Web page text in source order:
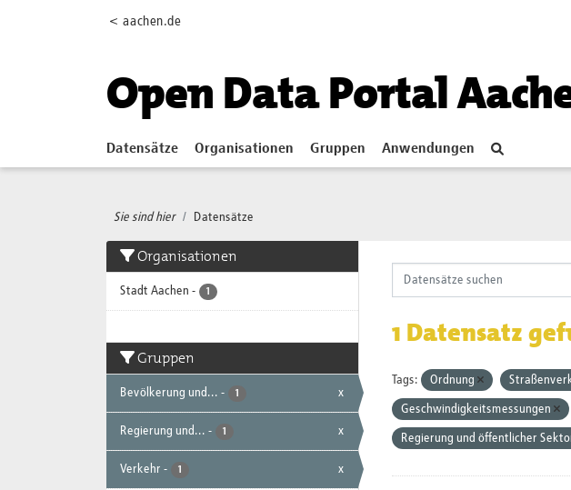
< aachen.de
Open Data Portal
Datensätze Organisationen Gruppen Anwendungen
Sie sind hier Datensätze
Organisationen
Stadt Aachen - 1
Gruppen
Bevölkerung und... - 1 x
Regierung und... - 1 x
Verkehr - 1 x
1 Datensatz
Tags: Ordnung
Geschwindigkeitsmessungen
Regierung und öffentlicher